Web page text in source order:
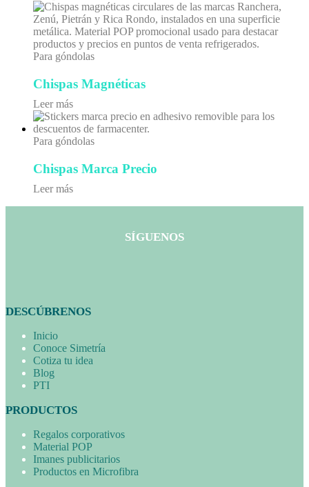
Para góndolas
Chispas Magnéticas
Leer más
Para góndolas
Chispas Marca Precio
Leer más
SÍGUENOS
DESCÚBRENOS
Inicio
Conoce Simetría
Cotiza tu idea
Blog
PTI
PRODUCTOS
Regalos corporativos
Material POP
Imanes publicitarios
Productos en Microfibra